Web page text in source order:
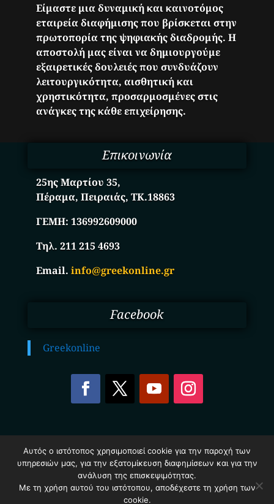
Είμαστε μια δυναμική και καινοτόμος
εταιρεία διαφήμισης που βρίσκεται στην
πρωτοπορία της ψηφιακής διαδρομής. Η
αποστολή μας είναι να δημιουργούμε
εξαιρετικές δουλειές που συνδυάζουν
λειτουργικότητα, αισθητική και
χρηστικότητα, προσαρμοσμένες στις
ανάγκες της κάθε επιχείρησης.
Επικοινωνία
25ης Μαρτίου 35,
Πέραμα, Πειραιάς, ΤΚ.18863
ΓΕΜΗ:136992609000
Τηλ. 211 215 4693
Email.info@greekonline.gr
Facebook
Greekonline
Επιχειρήσεων Ελλάδας – Greekonline.gr. All Rights
Reserved.
Όροι & Προυποθέσεις–Προστασία Προσωπικών
Δεδομένων–Πολιτική Cookies
Αυτός ο ιστότοπος χρησιμοποιεί cookie για την παροχή των
υπηρεσιών μας, για την εξατομίκευση διαφημίσεων και για την
ανάλυση της επισκεψιμότητας.
Με τη χρήση αυτού του ιστότοπου, αποδέχεστε τη χρήση των
cookie.